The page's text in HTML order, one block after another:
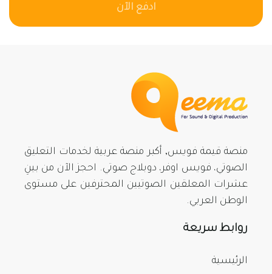
ادفع الآن
منصة قيمة فويس, أكبر منصة عربية لخدمات التعليق
الصوتي، فويس اوفر، دوبلاج صوتي. احجز الآن من بينِ
عشرات المعلقين الصوتيين المحترفين على مستوى
الوطن العربي.
روابط سريعة
الرئيسية